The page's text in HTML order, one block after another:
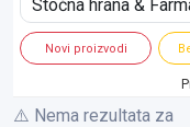
Novi proizvodi
⚠️ Nema rezultata za